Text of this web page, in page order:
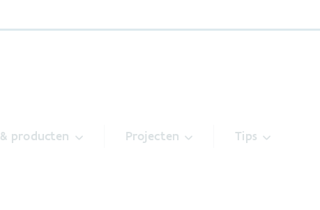
producten Projecten Tips